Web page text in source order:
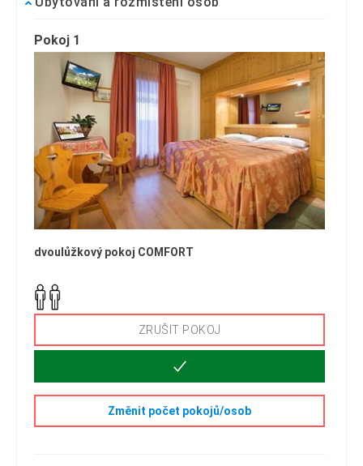
Pokoj 1
dvoulůžkový pokoj COMFORT
ZRUŠIT POKOJ
Změnit počet pokojů/osob